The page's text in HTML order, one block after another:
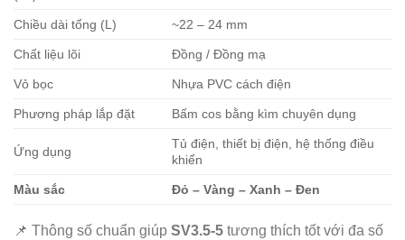
Chiều dài tổng (L) ~22 – 24 mm
Chất liệu lõi Đồng / Đồng mạ
Vỏ bọc Nhựa PVC cách điện
Phương pháp lắp đặt Bấm cos bằng kìm chuyên dụng
Ứng dụng
Tủ điện, thiết bị điện, hệ thống điều
khiển
Màu sắc Đỏ – Vàng – Xanh – Đen
📌 Thông số chuẩn giúp SV3.5-5 tương thích tốt với đa số